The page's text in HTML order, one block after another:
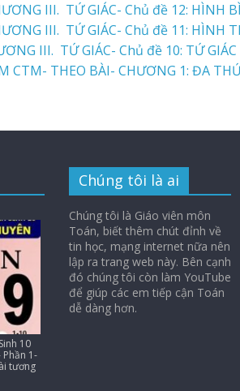
III. TỨ GIÁC- Chủ đề 12: HÌNH
III. TỨ GIÁC- Chủ đề 11: HÌNH
III. TỨ GIÁC- Chủ đề 10: TỨ GIÁC
CTM- THEO BÀI- CHƯƠNG 1: ĐA
10
1-
tương
Chúng tôi là ai
Chúng tôi là Giáo viên môn
Toán, biết thêm chút đỉnh về
tin học, mạng internet nữa nên
lập ra trang web này. Bên cạnh
đó chúng tôi còn làm YouTube
để giúp các em tiếp cận Toán
dễ dàng hơn.